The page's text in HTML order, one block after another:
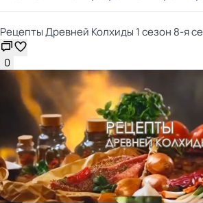
Рецепты Древней Колхиды 1 сезон 8-я
0